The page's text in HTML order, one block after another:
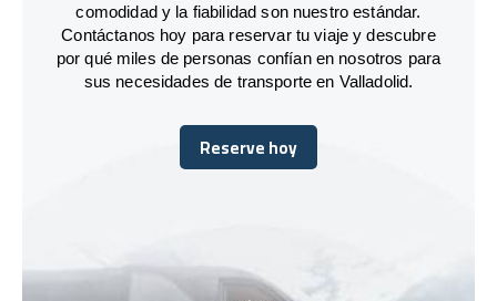
comodidad y la fiabilidad son nuestro estándar.
Contáctanos hoy para reservar tu viaje y descubre
por qué miles de personas confían en nosotros para
sus necesidades de transporte en Valladolid.
Reserve hoy
Reserve hoy